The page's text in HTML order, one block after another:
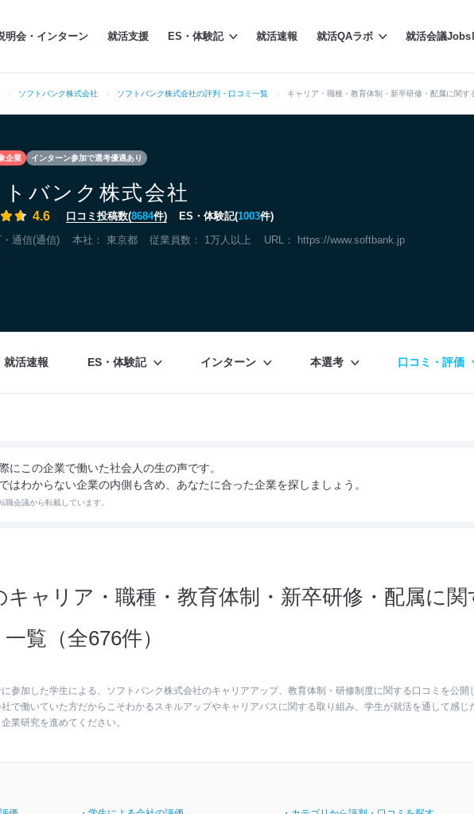
明会・インターン 就活支援 ES・体験記 就活速報 就活QAラボ 就活会議Jobs
ソフトバンク株式会社 ソフトバンク株式会社の評判・口コミ一覧 キャリア・職種・教育体制・新卒研修・配属に関す
企業 インターン参加で選考優遇あり
トバンク株式会社
4.6 口コミ投稿数(8684件) ES・体験記(1003件)
・通信(通信) 本社： 東京都 従業員数： 1万人以上 URL： https://www.softbank.jp
就活速報 ES・体験記 インターン 本選考 口コミ・評価
にこの企業で働いた社会人の生の声です。
はわからない企業の内側も含め、あなたに合った企業を探しましょう。
会議から転載しています。
ャリア・職種・教育体制・新卒研修・配属に関
覧（全676件）
参加した学生による、ソフトバンク株式会社のキャリアアップ、教育体制・研修制度に関する口コミを公開
で働いていた方だからこそわかるスキルアップやキャリアパスに関する取り組み、学生が就活を通して感じ
業研究を進めてください。